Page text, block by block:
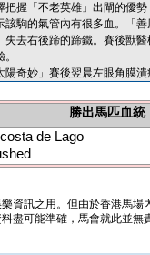
握「不老英雄」出閘的優
駒的氣管內有很多血。「
失去右後蹄的蹄鐵。賽後獸
奇妙」賽後翌晨左眼角膜
勝出馬匹血統
de Lago
資訊之用。但由於香港馬
盡可能準確，馬會就此並